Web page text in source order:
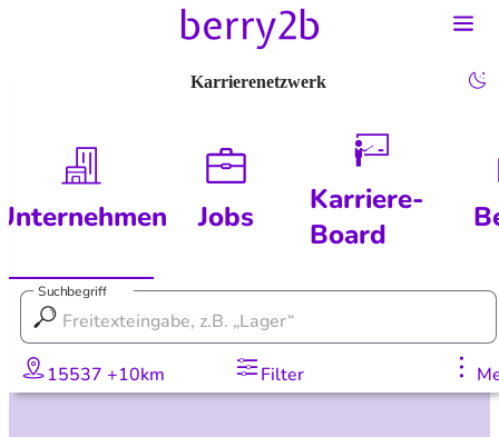
Karrierenetzwerk
Jobs
Karriere-
Board
Suchbegriff
15537 +10km Filter